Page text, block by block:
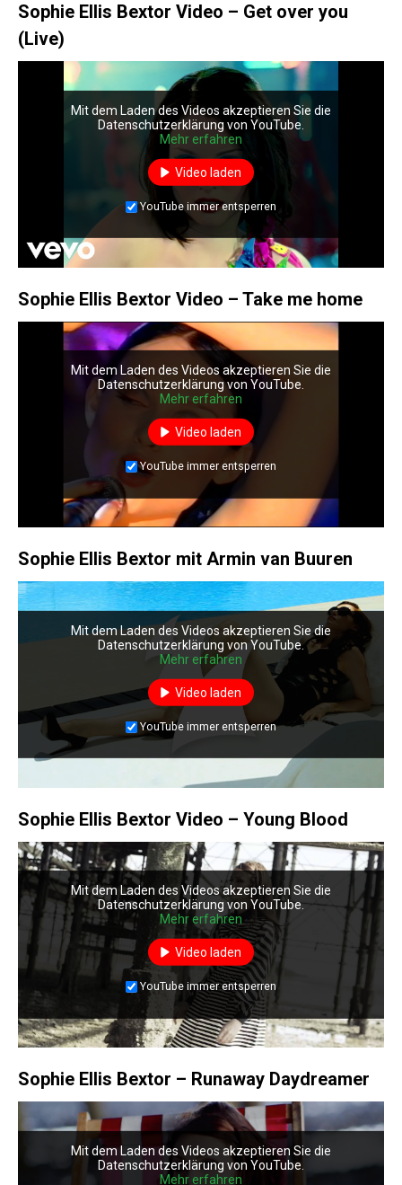
Sophie Ellis Bextor Video – Get over you
(Live)
Mit dem Laden des Videos akzeptieren Sie die
Datenschutzerklärung von YouTube.
Mehr erfahren
Video laden
YouTube immer entsperren
Sophie Ellis Bextor Video – Take me home
Mit dem Laden des Videos akzeptieren Sie die
Datenschutzerklärung von YouTube.
Mehr erfahren
Video laden
YouTube immer entsperren
Sophie Ellis Bextor mit Armin van Buuren
Mit dem Laden des Videos akzeptieren Sie die
Datenschutzerklärung von YouTube.
Mehr erfahren
Video laden
YouTube immer entsperren
Sophie Ellis Bextor Video – Young Blood
Mit dem Laden des Videos akzeptieren Sie die
Datenschutzerklärung von YouTube.
Mehr erfahren
Video laden
YouTube immer entsperren
Sophie Ellis Bextor – Runaway Daydreamer
Mit dem Laden des Videos akzeptieren Sie die
Datenschutzerklärung von YouTube.
Mehr erfahren